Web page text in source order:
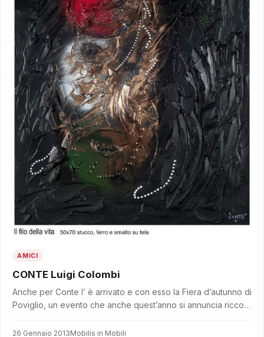
AMICI
CONTE Luigi Colombi
Anche per Conte l’ è arrivato e con esso la Fiera d’autunno di
Poviglio, un evento che anche quest’anno si annuncia ricco…
26 Gennaio 2013Mobilis in Mobili